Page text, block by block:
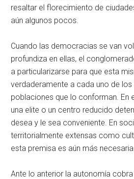
resaltar el florecimiento de
aún algunos pocos.
Cuando las democracias se van
profundiza en ellas, el
a particularizarse para que esta
verdaderamente a cada uno de
poblaciones que lo conforman. En
una elite o un centro reducido
desea y le sea conveniente. En
territorialmente extensas como
esta premisa es aún más
Ante lo anterior la autonomía